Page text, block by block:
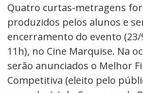
Quatro curtas-metragens
produzidos pelos alunos e
encerramento do evento
11h), no Cine Marquise. Na
serão anunciados o Melhor
Competitiva (eleito pelo